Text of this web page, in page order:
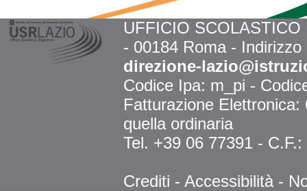
UFFICIO
- 00184 Roma -
direzione-
Codice Ipa: m_pi -
Fatturazione
quella ordinaria
Tel. +39 06 77391 -
Crediti - Accessibilità -